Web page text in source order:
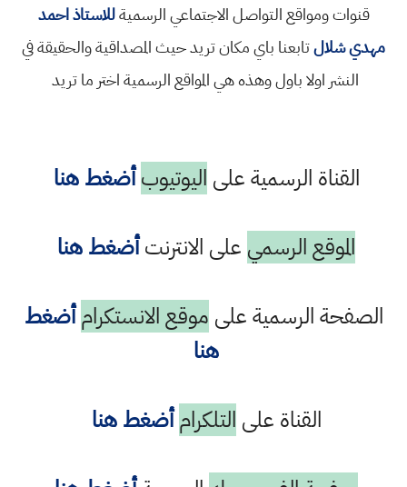
قنوات ومواقع التواصل الاجتماعي الرسميةللاستاذ احمد
مهدي شلالتابعنا باي مكان تريد حيث المصداقية والحقيقة في
النشر اولا باول وهذه هي المواقع الرسمية اختر ما تريد
القناة الرسمية على اليوتيوب أضغط هنا
الموقع الرسمي على الانترنتأضغط هنا
الصفحة الرسمية على موقع الانستكرام أضغط
هنا
القناة على التلكرام أضغط هنا